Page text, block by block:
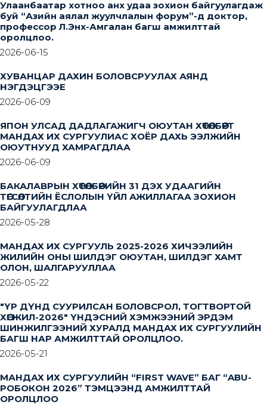
Улаанбаатар хотноо анх удаа зохион байгуулагдаж
буй “Азийн аялал жуулчлалын форум”-д доктор,
профессор Л.Энх-Амгалан багш амжилттай
оролцлоо.
2026-06-15
ХУВАНЦАР ДАХИН БОЛОВСРУУЛАХ АЯНД
НЭГДЭЦГЭЭЕ
2026-06-09
ЯПОН УЛСАД ДАДЛАГАЖИГЧ ОЮУТАН ХӨТӨЛБӨРТ
МАНДАХ ИХ СУРГУУЛИАС ХОЁР ДАХЬ ЭЭЛЖИЙН
ОЮУТНУУД ХАМРАГДЛАА
2026-06-09
БАКАЛАВРЫН ХӨТӨЛБӨРИЙН 31 ДЭХ УДААГИЙН
ТӨГСӨЛТИЙН ЁСЛОЛЫН ҮЙЛ АЖИЛЛАГАА ЗОХИОН
БАЙГУУЛАГДЛАА
2026-05-28
МАНДАХ ИХ СУРГУУЛЬ 2025-2026 ХИЧЭЭЛИЙН
ЖИЛИЙН ОНЫ ШИЛДЭГ ОЮУТАН, ШИЛДЭГ ХАМТ
ОЛОН, ШАЛГАРУУЛЛАА
2026-05-22
"ҮР ДҮНД СУУРИЛСАН БОЛОВСРОЛ, ТОГТВОРТОЙ
ХӨГЖИЛ-2026" ҮНДЭСНИЙ ХЭМЖЭЭНИЙ ЭРДЭМ
ШИНЖИЛГЭЭНИЙ ХУРАЛД МАНДАХ ИХ СУРГУУЛИЙН
БАГШ НАР АМЖИЛТТАЙ ОРОЛЦЛОО.
2026-05-21
МАНДАХ ИХ СУРГУУЛИЙН “FIRST WAVE” БАГ “ABU-
РОБОКОН 2026” ТЭМЦЭЭНД АМЖИЛТТАЙ
ОРОЛЦЛОО